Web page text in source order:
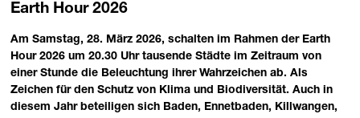
Earth Hour 2026
Am Samstag, 28. März 2026, schalten im Rahmen der Earth
Hour 2026 um 20.30 Uhr tausende Städte im Zeitraum von
einer Stunde die Beleuchtung ihrer Wahrzeichen ab. Als
Zeichen für den Schutz von Klima und Biodiversität. Auch in
diesem Jahr beteiligen sich Baden, Ennetbaden, Killwangen,